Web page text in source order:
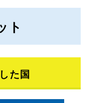
ト
た国